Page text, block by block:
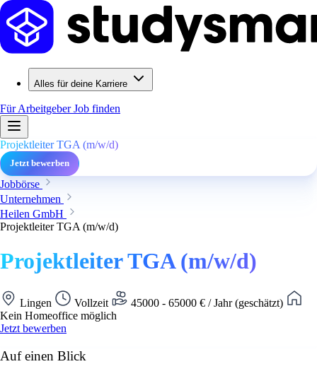
Alles für deine Karriere
Für ArbeitgeberJob finden
Projektleiter TGA (m/w/d)
Jetzt bewerben
Jobbörse
Unternehmen
Heilen GmbH
Projektleiter TGA (m/w/d)
Projektleiter TGA (m/w/d)
Lingen Vollzeit
45000 - 65000 € / Jahr (geschätzt)
Kein Homeoffice möglich
Jetzt bewerben
Auf einen Blick